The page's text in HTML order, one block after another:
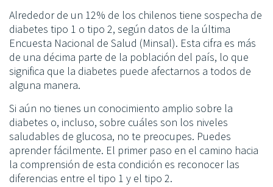
Alrededor de un 12% de los chilenos tiene sospecha de
diabetes tipo 1 o tipo 2, según datos de la última
Encuesta Nacional de Salud (Minsal). Esta cifra es más
de una décima parte de la población del país, lo que
significa que la diabetes puede afectarnos a todos de
alguna manera.
Si aún no tienes un conocimiento amplio sobre la
diabetes o, incluso, sobre cuáles son los niveles
saludables de glucosa, no te preocupes. Puedes
aprender fácilmente. El primer paso en el camino hacia
la comprensión de esta condición es reconocer las
diferencias entre el tipo 1 y el tipo 2.